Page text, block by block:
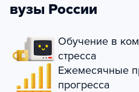
вузы России
Обучение в
стресса
Ежемесячные
прогресса